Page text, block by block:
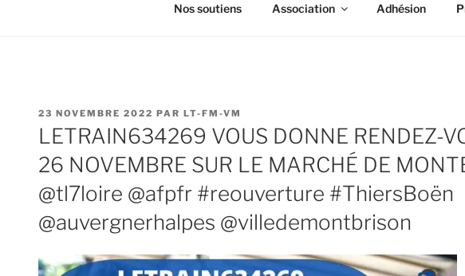
Nos soutiens Association Adhésion
PUBLIÉ
LE
23 NOVEMBRE 2022 PAR LT-FM-VM
LETRAIN634269 VOUS DONNE RENDEZ-
26 NOVEMBRE SUR LE MARCHÉ DE
@tl7loire @afpfr #reouverture #ThiersBoën
@auvergnerhalpes @villedemontbrison